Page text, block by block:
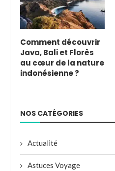
Comment découvrir
Java, Bali et Florès
au cœur de la nature
indonésienne ?
NOS CATÉGORIES
Actualité
Astuces Voyage